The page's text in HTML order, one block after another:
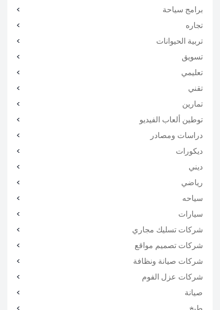
برامج سياحة
تجاره
تربية الحيوانات
تسويق
تعليمي
تقني
تمارين
توطين ألعاب الفيديو
دراسات ومصادر
ديكورات
ديني
رياضي
سياحه
سيارات
شركات تسليك مجاري
شركات تصميم مواقع
شركات صيانة ونظافة
شركات عزل الفوم
صيانة